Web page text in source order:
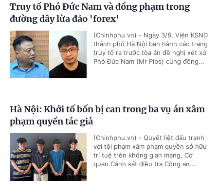
Truy tố Phó Đức Nam và đồng phạm trong
đường dây lừa đảo 'forex'
(Chinhphu.vn) - Ngày 3/8, Viện KSND
thành phố Hà Nội ban hành cáo trạng
truy tố ra trước tòa án đề nghị xét xử
Phó Đức Nam (Mr Pips) cùng đồng...
Hà Nội: Khởi tố bốn bị can trong ba vụ án xâm
phạm quyền tác giả
(Chinhphu.vn) - Quyết liệt đấu tranh
với tội phạm xâm phạm quyền sở hữu
trí tuệ trên không gian mạng, Cơ
quan Cảnh sát điều tra Công an...